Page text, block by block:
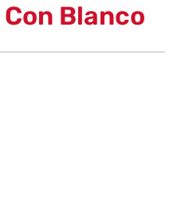
Blanco